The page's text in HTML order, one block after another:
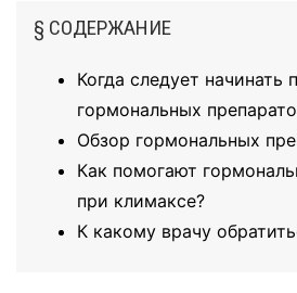
§ СОДЕРЖАНИЕ
Когда следует начинать
гормональных
Обзор гормональных
Как помогают
при климаксе?
К какому врачу